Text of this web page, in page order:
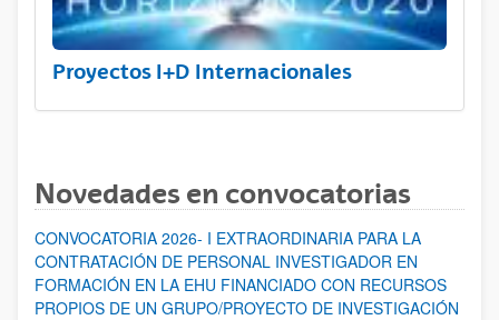
Proyectos I+D Internacionales
Novedades en convocatorias
CONVOCATORIA 2026- I EXTRAORDINARIA PARA LA
CONTRATACIÓN DE PERSONAL INVESTIGADOR EN
FORMACIÓN EN LA EHU FINANCIADO CON RECURSOS
PROPIOS DE UN GRUPO/PROYECTO DE INVESTIGACIÓN